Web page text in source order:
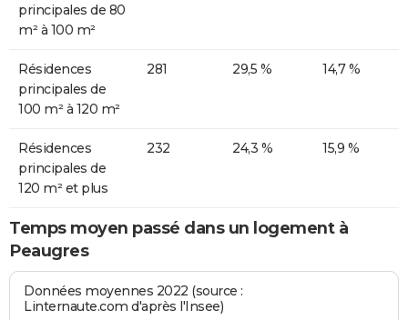
principales de 80
m² à 100 m²
Résidences
principales de
100 m² à 120 m²
281 29,5 % 14,7 %
Résidences
principales de
120 m² et plus
232 24,3 % 15,9 %
Temps moyen passé dans un logement à
Peaugres
Données moyennes 2022 (source :
Linternaute.com d'après l'Insee)